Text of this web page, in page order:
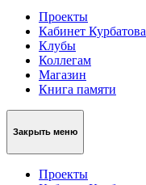
Проекты
Кабинет Курбатова
Клубы
Коллегам
Магазин
Книга памяти
Закрыть меню
Проекты